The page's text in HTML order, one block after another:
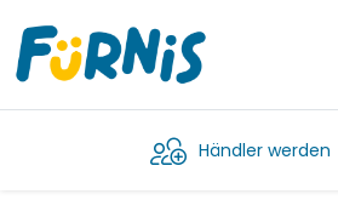
Händler werden